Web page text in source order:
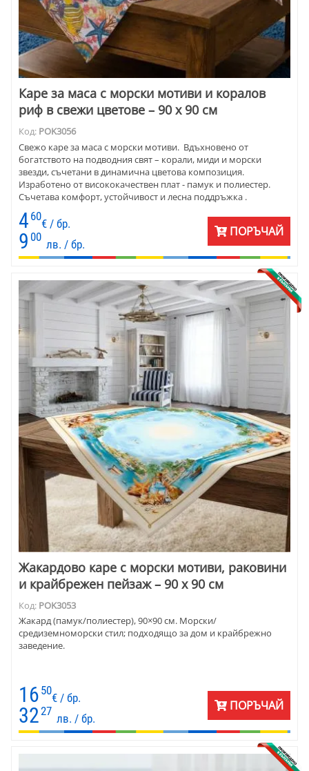
Каре за маса с морски мотиви и коралов
риф в свежи цветове – 90 x 90 см
Код: POK3056
Свежо каре за маса с морски мотиви. Вдъхновено от
богатството на подводния свят – корали, миди и морски
звезди, съчетани в динамична цветова композиция.
Изработено от висококачествен плат - памук и полиестер.
Съчетава комфорт, устойчивост и лесна поддръжка .
Перфектен избор както за домове с характер, така и за
заведения с морска или крайбрежна тематика, където
атмосферата е част от преживяването.
4 60
€ / бр.
9 00
лв. / бр.
ПОРЪЧАЙ
Жакардово каре с морски мотиви, раковини
и крайбрежен пейзаж – 90 x 90 см
Код: POK3053
Жакард (памук/полиестер), 90×90 см. Морски/
средиземноморски стил; подходящо за дом и крайбрежно
заведение.
16 50
€ / бр.
3227
лв. / бр.
ПОРЪЧАЙ